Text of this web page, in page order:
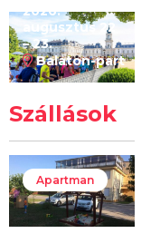
2026.
augusztus 22
– 23.
Balaton-part
Szállások
Apartman